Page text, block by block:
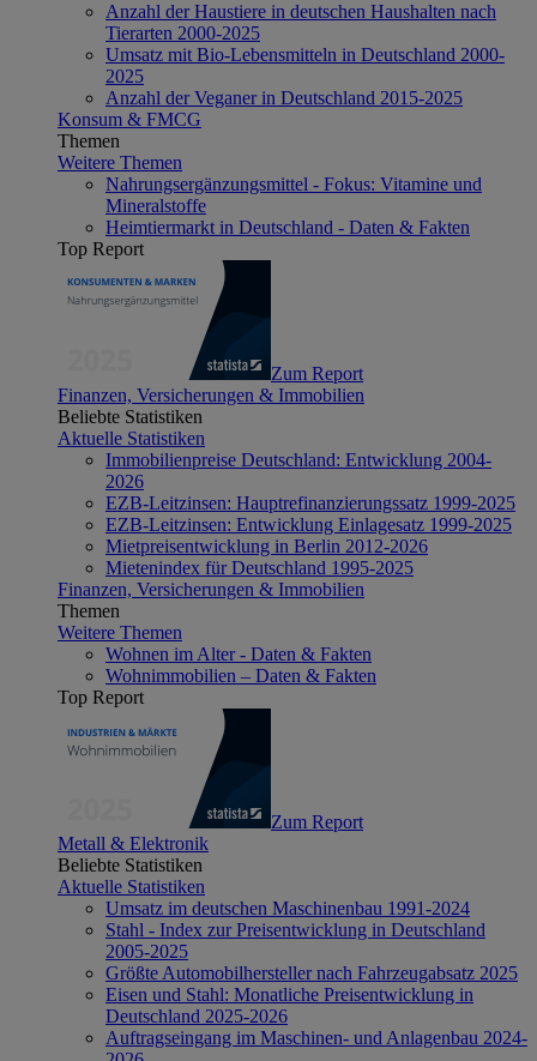
Anzahl der Haustiere in deutschen Haushalten nach
Tierarten 2000-2025
Umsatz mit Bio-Lebensmitteln in Deutschland 2000-
2025
Anzahl der Veganer in Deutschland 2015-2025
Konsum & FMCG
Themen
Weitere Themen
Nahrungsergänzungsmittel - Fokus: Vitamine und
Mineralstoffe
Heimtiermarkt in Deutschland - Daten & Fakten
Top Report
Zum Report
Finanzen, Versicherungen & Immobilien
Beliebte Statistiken
Aktuelle Statistiken
Immobilienpreise Deutschland: Entwicklung 2004-
2026
EZB-Leitzinsen: Hauptrefinanzierungssatz 1999-2025
EZB-Leitzinsen: Entwicklung Einlagesatz 1999-2025
Mietpreisentwicklung in Berlin 2012-2026
Mietenindex für Deutschland 1995-2025
Finanzen, Versicherungen & Immobilien
Themen
Weitere Themen
Wohnen im Alter - Daten & Fakten
Wohnimmobilien – Daten & Fakten
Top Report
Zum Report
Metall & Elektronik
Beliebte Statistiken
Aktuelle Statistiken
Umsatz im deutschen Maschinenbau 1991-2024
Stahl - Index zur Preisentwicklung in Deutschland
2005-2025
Größte Automobilhersteller nach Fahrzeugabsatz 2025
Eisen und Stahl: Monatliche Preisentwicklung in
Deutschland 2025-2026
Auftragseingang im Maschinen- und Anlagenbau 2024-